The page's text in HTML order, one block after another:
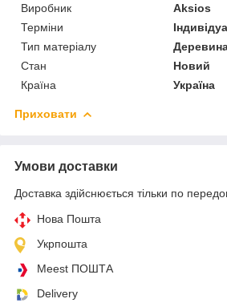
Виробник
Aksios
Терміни
Тип матеріалу
Стан
Новий
Країна
Україна
Приховати
Умови доставки
Доставка здійснюється тільки по
Нова Пошта
Укрпошта
Meest ПОШТА
Delivery